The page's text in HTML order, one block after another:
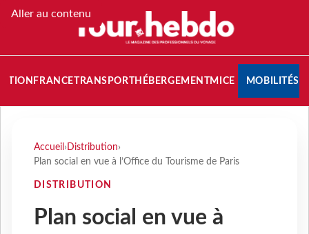
Aller au contenu
FRANCETRANSPORT HÉBERGEMENTMICE MOBILITÉS
Accueil › Distribution›
Plan social en vue à l’Office du Tourisme de Paris
DISTRIBUTION
Plan social en vue à